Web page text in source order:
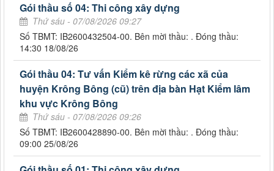
Gói thầu số 04: Thi công xây dựng
Thứ sáu - 07/08/2026 09:27
Số TBMT: IB2600432504-00. Bên mời thầu: . Đóng thầu:
14:30 18/08/26
Gói thầu 04: Tư vấn Kiểm kê rừng các xã của
huyện Krông Bông (cũ) trên địa bàn Hạt Kiểm lâm
khu vực Krông Bông
Thứ sáu - 07/08/2026 09:26
Số TBMT: IB2600428890-00. Bên mời thầu: . Đóng thầu:
09:00 25/08/26